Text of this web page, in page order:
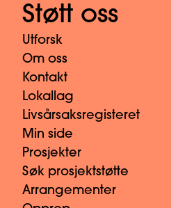
Støtt oss
Utforsk
Om oss
Kontakt
Lokallag
Livsårsaksregisteret
Min side
Prosjekter
Søk prosjektstøtte
Arrangementer